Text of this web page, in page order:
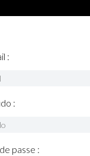
:
:
passe :